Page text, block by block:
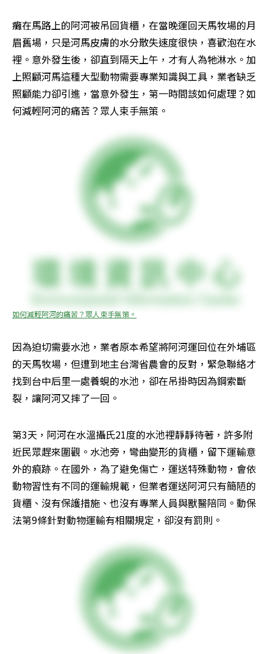
癱在馬路上的阿河被吊回貨櫃，在當晚運回天馬牧場的月
眉舊場，只是河馬皮膚的水分散失速度很快，喜歡泡在水
裡。意外發生後，卻直到隔天上午，才有人為牠淋水。加
上照顧河馬這種大型動物需要專業知識與工具，業者缺乏
照顧能力卻引進，當意外發生，第一時間該如何處理？如
何減輕阿河的痛苦？眾人束手無策。
如何減輕阿河的痛苦？眾人束手無策。
因為迫切需要水池，業者原本希望將阿河運回位在外埔區
的天馬牧場，但遭到地主台灣省農會的反對，緊急聯絡才
找到台中后里一處養蜆的水池，卻在吊掛時因為鋼索斷
裂，讓阿河又摔了一回。
第3天，阿河在水溫攝氏21度的水池裡靜靜待著，許多附
近民眾趕來圍觀。水池旁，彎曲變形的貨櫃，留下運輸意
外的痕跡。在國外，為了避免傷亡，運送特殊動物，會依
動物習性有不同的運輸規範，但業者運送阿河只有簡陋的
貨櫃、沒有保護措施、也沒有專業人員與獸醫陪同。動保
法第9條針對動物運輸有相關規定，卻沒有罰則。